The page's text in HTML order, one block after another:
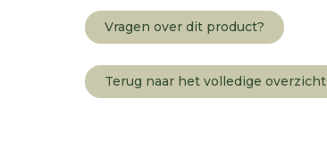
Vragen over dit product?
Terug naar het volledige overzicht